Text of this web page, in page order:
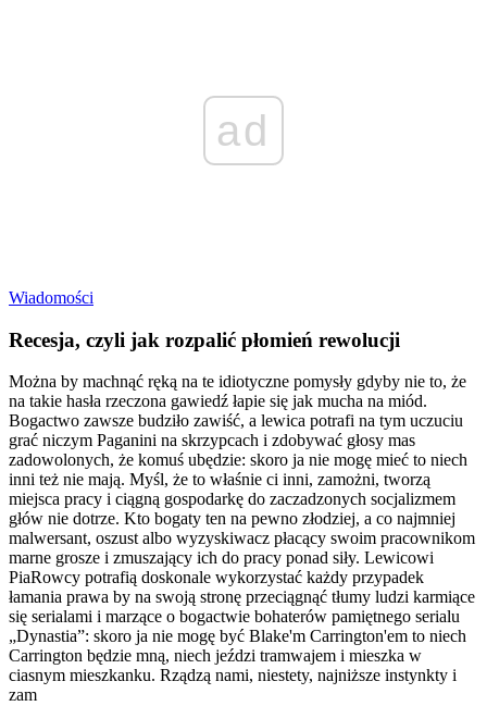
ad
Wiadomości
Recesja, czyli jak rozpalić płomień rewolucji
Można by machnąć ręką na te idiotyczne pomysły gdyby nie to, że
na takie hasła rzeczona gawiedź łapie się jak mucha na miód.
Bogactwo zawsze budziło zawiść, a lewica potrafi na tym uczuciu
grać niczym Paganini na skrzypcach i zdobywać głosy mas
zadowolonych, że komuś ubędzie: skoro ja nie mogę mieć to niech
inni też nie mają. Myśl, że to właśnie ci inni, zamożni, tworzą
miejsca pracy i ciągną gospodarkę do zaczadzonych socjalizmem
głów nie dotrze. Kto bogaty ten na pewno złodziej, a co najmniej
malwersant, oszust albo wyzyskiwacz płacący swoim pracownikom
marne grosze i zmuszający ich do pracy ponad siły. Lewicowi
PiaRowcy potrafią doskonale wykorzystać każdy przypadek
łamania prawa by na swoją stronę przeciągnąć tłumy ludzi karmiące
się serialami i marzące o bogactwie bohaterów pamiętnego serialu
„Dynastia”: skoro ja nie mogę być Blake'm Carrington'em to niech
Carrington będzie mną, niech jeździ tramwajem i mieszka w
ciasnym mieszkanku. Rządzą nami, niestety, najniższe instynkty i
zam